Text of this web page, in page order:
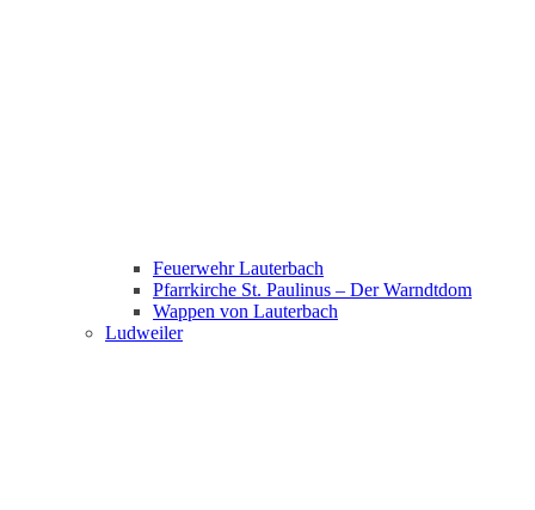
Feuerwehr Lauterbach
Pfarrkirche St. Paulinus – Der Warndtdom
Wappen von Lauterbach
Ludweiler